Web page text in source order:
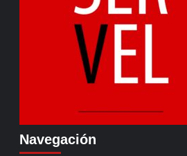
Navegación